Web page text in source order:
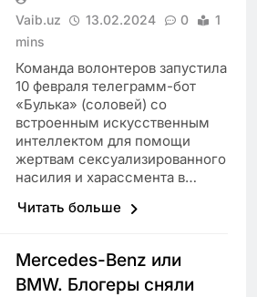
Vaib.uz 13.02.2024 0
1
mins
Команда волонтеров запустила
10 февраля телеграмм-бот
«Булька» (соловей) со
встроенным искусственным
интеллектом для помощи
жертвам сексуализированного
насилия и харассмента в…
Читать больше
Mercedes-Benz или
BMW. Блогеры сняли